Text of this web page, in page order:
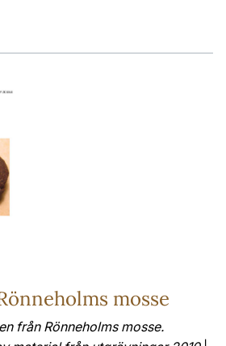
mosse
från Rönneholms mosse.